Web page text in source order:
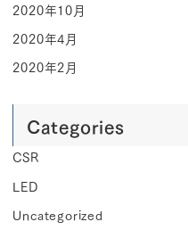
2020年10月
2020年4月
2020年2月
Categories
CSR
LED
Uncategorized